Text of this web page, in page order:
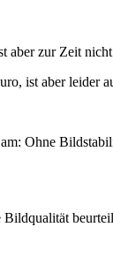
aber zur Zeit
ist aber leider
Ohne
Bildqualität